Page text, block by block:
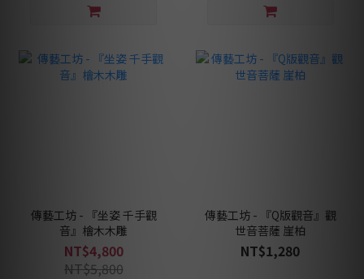
傳藝工坊 - 『坐姿 千手觀
音』檜木木雕
NT$4,800
NT$5,800
傳藝工坊 - 『Q版觀音』觀
世音菩薩 崖柏
NT$1,280